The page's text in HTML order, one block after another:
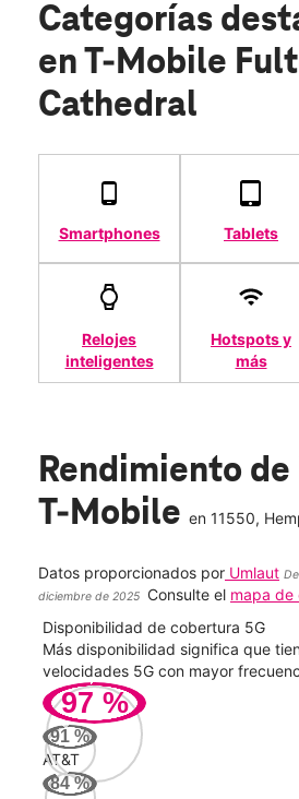
Categorías
en T-Mobile
Cathedral
Smartphones Tablets
Relojes
inteligentes
Hotspots y
más
Rendimiento
T-Mobile en 11550,
Datos proporcionados por Umlaut
diciembre de 2025
Consulte el mapa de
Disponibilidad de cobertura 5G
Más disponibilidad significa que
velocidades 5G con mayor
97 %
91 %
AT&T
84%